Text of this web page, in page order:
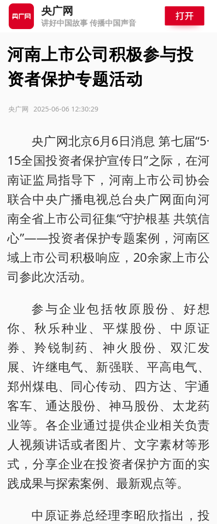
央广网
讲好中国故事 传播中国声音
河南上市公司积极参与投
资者保护专题活动
2025-06-06 12:30:29
央广网
央广网北京6月6日消息 第七届“5·
15全国投资者保护宣传日”之际，在河
南证监局指导下，河南上市公司协会
联合中央广播电视总台央广网面向河
南全省上市公司征集“守护根基 共筑信
心”——投资者保护专题案例，河南区
域上市公司积极响应，20余家上市公
司参此次活动。
参与企业包括牧原股份、好想
你、秋乐种业、平煤股份、中原证
券、羚锐制药、神火股份、双汇发
展、许继电气、新强联、平高电气、
郑州煤电、同心传动、四方达、宇通
客车、通达股份、神马股份、太龙药
业等。各企业通过提供企业相关负责
人视频讲话或者图片、文字素材等形
式，分享企业在投资者保护方面的实
践成果与探索案例、最新观点等。
中原证券总经理李昭欣指出，投